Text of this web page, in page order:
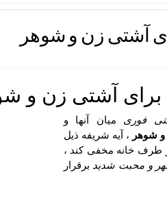
آشتی زن و شوهر
برای آشتی زن و
فوری میان آنها و
شوهر ، آیه شریفه ذیل
طرف خانه مخفی کند ،
و محبت شدید برقرار